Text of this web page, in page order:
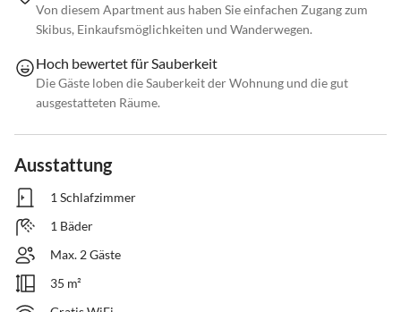
Von diesem Apartment aus haben Sie einfachen Zugang zum
Skibus, Einkaufsmöglichkeiten und Wanderwegen.
Hoch bewertet für Sauberkeit
Die Gäste loben die Sauberkeit der Wohnung und die gut
ausgestatteten Räume.
Ausstattung
1 Schlafzimmer
1 Bäder
Max. 2 Gäste
35 m²